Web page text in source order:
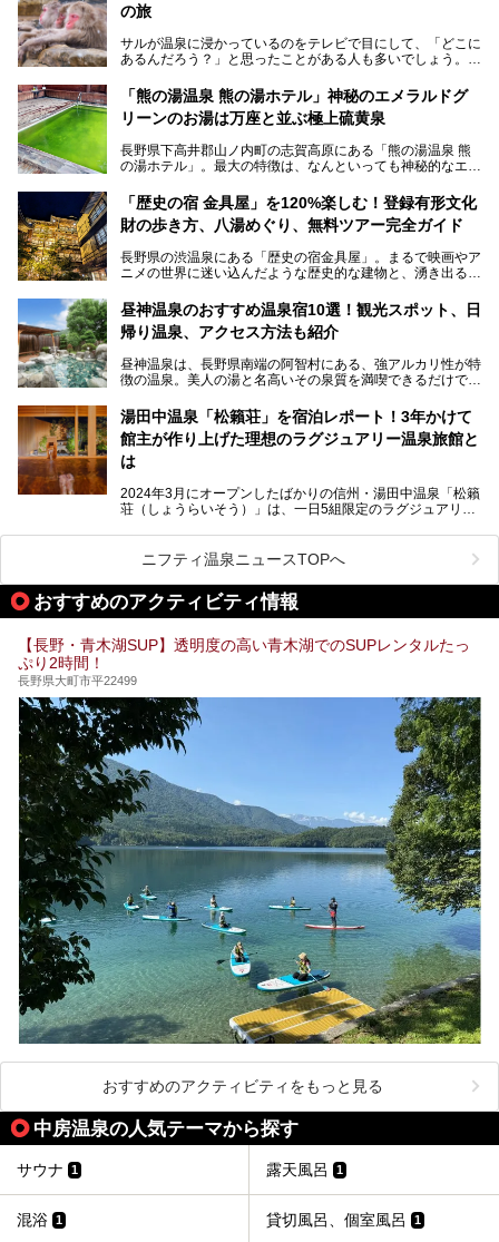
の旅
サルが温泉に浸かっているのをテレビで目にして、「どこに
あるんだろう？」と思ったことがある人も多いでしょう。
この微笑ましい光景は、長野県にある「地獄谷野猿公苑」で
見られるもので、野生のサルが雪景色の中で温泉に浸かる姿
を間近で観察できます。
本記事では、地獄谷野猿公苑の魅力や見どころ、サルと温泉
との関係性、地獄谷周辺の観光スポットについて紹介しま
ので、野生のサルを観察する貴重な自然体験と温泉をあわせ
て楽しみたい人は、ぜひ参考にしてください。
「熊の湯温泉 熊の湯ホテル」神秘のエメラルドグ
リーンのお湯は万座と並ぶ極上硫黄泉
長野県下高井郡山ノ内町の志賀高原にある「熊の湯温泉 熊
の湯ホテル」。最大の特徴は、なんといっても神秘的なエメ
リピートするファンも多い温泉です。冬はスキーと一緒に楽
しみたい極上の温泉を紹介します。
「歴史の宿 金具屋」を120%楽しむ！登録有形文化
財の歩き方、八湯めぐり、無料ツアー完全ガイド
長野県の渋温泉にある「歴史の宿金具屋」。まるで映画やア
ニメの世界に迷い込んだような歴史的な建物と、湧き出る温
を隅々まで楽しみたいですよね。この記事では、金具屋での
滞在を最高の思い出にするための「楽しみ方」を徹底的にご
紹介します！
昼神温泉のおすすめ温泉宿10選！観光スポット、日
帰り温泉、アクセス方法も紹介
昼神温泉は、長野県南端の阿智村にある、強アルカリ性が特
徴の温泉。美人の湯と名高いその泉質を満喫できるだけでな
昼神温泉では、朝市などの観光スポットや、信州名物のおや
きを楽しめるグルメスポットなど、観光を楽しむにはぴった
りの場所が豊富にあります。
この記事では、昼神温泉での滞在を充実させる宿泊施設や日
帰り温泉、見どころ満載の観光・グルメスポットに加え、ア
クセス方法も順に紹介します。
湯田中温泉「松籟荘」を宿泊レポート！3年かけて
館主が作り上げた理想のラグジュアリー温泉旅館と
は
2024年3月にオープンしたばかりの信州・湯田中温泉「松籟
荘（しょうらいそう）」は、一日5組限定のラグジュアリー
ライベートに楽しめる非日常感が味わえます。また宿泊者は
道向かいの「よろづや」の大浴場「桃山風呂」や共同浴場の
「湯田中大湯」も利用ができます。
極上のお湯に浸り上質なお料理に舌鼓、特別な日に泊まりた
い湯田中温泉「松籟荘」を、実際に宿泊した目線で紹介しま
ニフティ温泉ニュースTOPへ
おすすめのアクティビティ情報
【長野・青木湖SUP】透明度の高い青木湖でのSUPレンタルたっ
ぷり2時間！
長野県大町市平22499
おすすめのアクティビティをもっと見る
中房温泉の人気テーマから探す
サウナ 1 露天風呂 1
混浴 1 貸切風呂、個室風呂 1